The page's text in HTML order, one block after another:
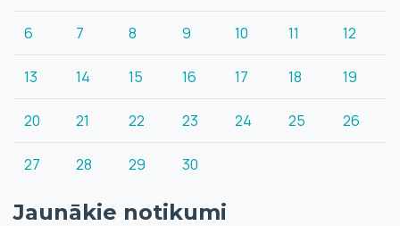
6 7 8 9 10 11 12
13 14 15 16 17 18 19
20 21 22 23 24 25 26
27 28 29 30
Jaunākie notikumi